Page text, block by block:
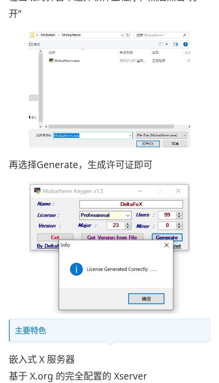
开”
再选择Generate，生成许可证即可
主要特色
嵌入式 X 服务器
基于 X.org 的完全配置的 Xserver